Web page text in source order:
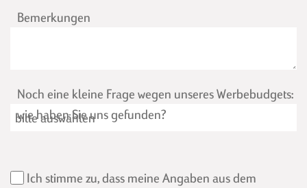
Bemerkungen
Noch eine kleine Frage wegen unseres Werbebudgets:
wie haben Sie uns gefunden?
Ich stimme zu, dass meine Angaben aus dem